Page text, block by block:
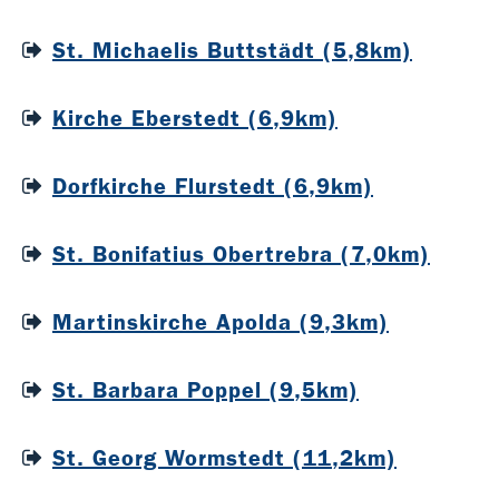
St. Michaelis Buttstädt (5,8km)
Kirche Eberstedt (6,9km)
Dorfkirche Flurstedt (6,9km)
St. Bonifatius Obertrebra (7,0km)
Martinskirche Apolda (9,3km)
St. Barbara Poppel (9,5km)
St. Georg Wormstedt (11,2km)